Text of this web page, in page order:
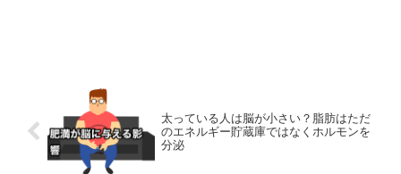
太っている人は脳が小さい？脂肪はただ
のエネルギー貯蔵庫ではなくホルモンを
分泌